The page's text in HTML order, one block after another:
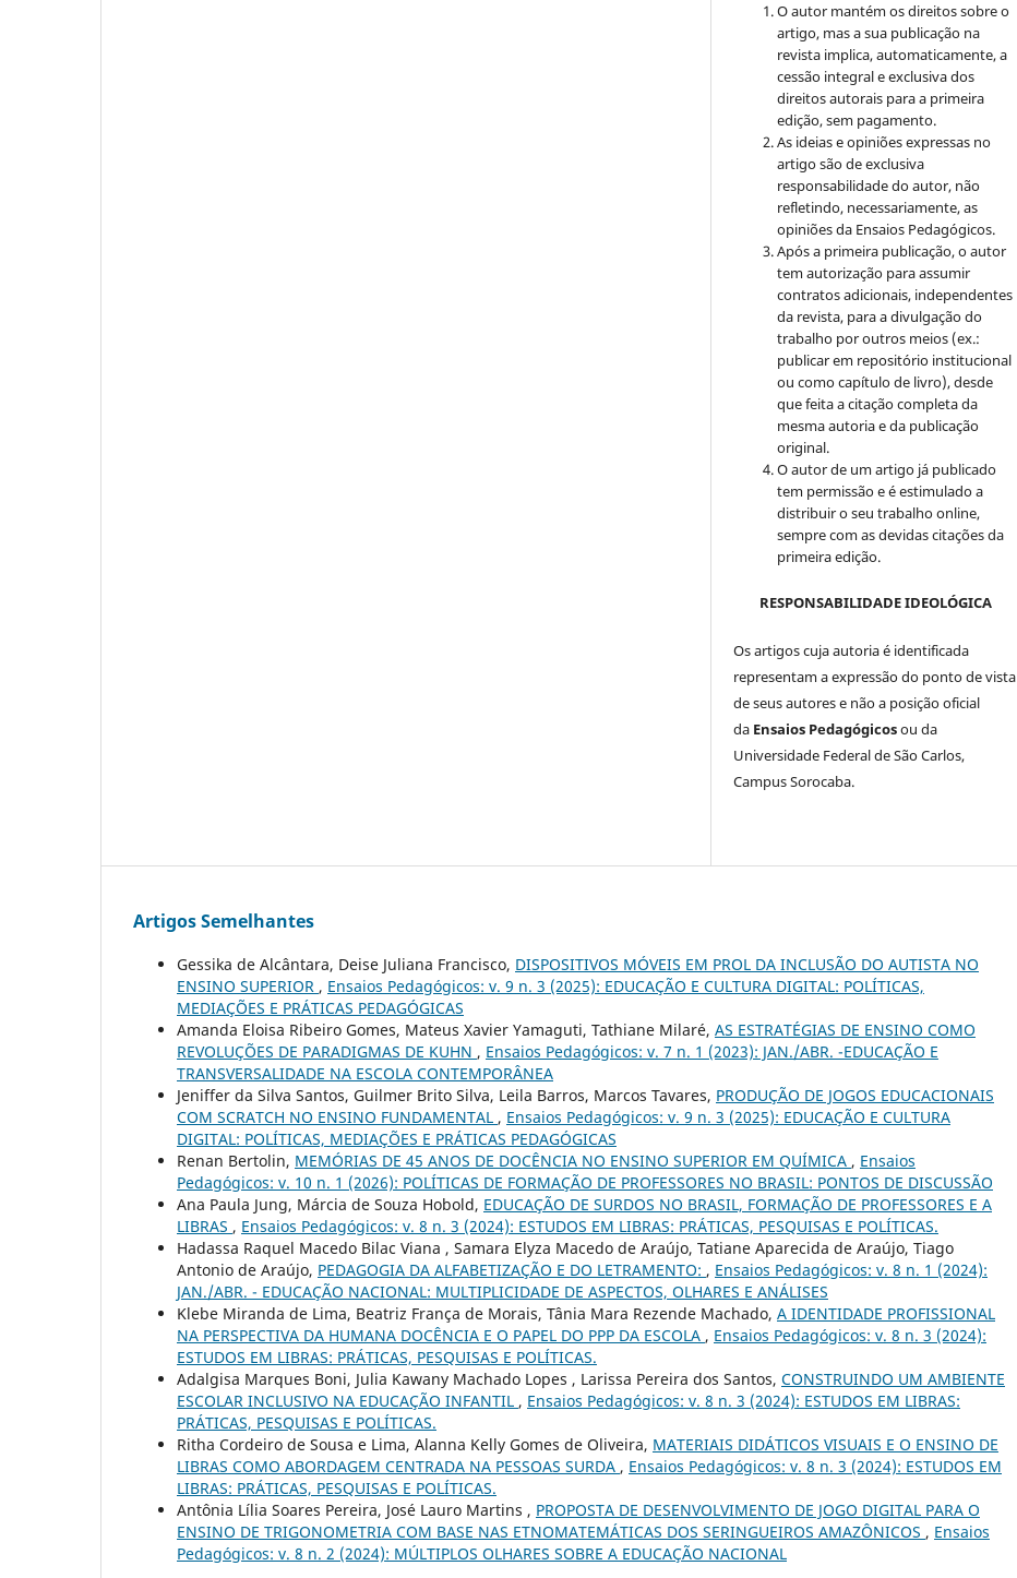
O autor mantém os direitos sobre o
artigo, mas a sua publicação na
revista implica, automaticamente, a
cessão integral e exclusiva dos
direitos autorais para a primeira
edição, sem pagamento.
As ideias e opiniões expressas no
artigo são de exclusiva
responsabilidade do autor, não
refletindo, necessariamente, as
opiniões da Ensaios Pedagógicos.
Após a primeira publicação, o autor
tem autorização para assumir
contratos adicionais, independentes
da revista, para a divulgação do
trabalho por outros meios (ex.:
publicar em repositório institucional
ou como capítulo de livro), desde
que feita a citação completa da
mesma autoria e da publicação
original.
O autor de um artigo já publicado
tem permissão e é estimulado a
distribuir o seu trabalho online,
sempre com as devidas citações da
primeira edição.
RESPONSABILIDADE IDEOLÓGICA
Os artigos cuja autoria é identificada
representam a expressão do ponto de vista
de seus autores e não a posição oficial
da Ensaios Pedagógicosou da
Universidade Federal de São Carlos,
Campus Sorocaba.
Artigos Semelhantes
Gessika de Alcântara, Deise Juliana Francisco, DISPOSITIVOS MÓVEIS EM PROL DA INCLUSÃO DO AUTISTA NO
ENSINO SUPERIOR , Ensaios Pedagógicos: v. 9 n. 3 (2025): EDUCAÇÃO E CULTURA DIGITAL: POLÍTICAS,
MEDIAÇÕES E PRÁTICAS PEDAGÓGICAS
Amanda Eloisa Ribeiro Gomes, Mateus Xavier Yamaguti, Tathiane Milaré, AS ESTRATÉGIAS DE ENSINO COMO
REVOLUÇÕES DE PARADIGMAS DE KUHN , Ensaios Pedagógicos: v. 7 n. 1 (2023): JAN./ABR. -EDUCAÇÃO E
TRANSVERSALIDADE NA ESCOLA CONTEMPORÂNEA
Jeniffer da Silva Santos, Guilmer Brito Silva, Leila Barros, Marcos Tavares, PRODUÇÃO DE JOGOS EDUCACIONAIS
COM SCRATCH NO ENSINO FUNDAMENTAL , Ensaios Pedagógicos: v. 9 n. 3 (2025): EDUCAÇÃO E CULTURA
DIGITAL: POLÍTICAS, MEDIAÇÕES E PRÁTICAS PEDAGÓGICAS
Renan Bertolin, MEMÓRIAS DE 45 ANOS DE DOCÊNCIA NO ENSINO SUPERIOR EM QUÍMICA , Ensaios
Pedagógicos: v. 10 n. 1 (2026): POLÍTICAS DE FORMAÇÃO DE PROFESSORES NO BRASIL: PONTOS DE DISCUSSÃO
Ana Paula Jung, Márcia de Souza Hobold, EDUCAÇÃO DE SURDOS NO BRASIL, FORMAÇÃO DE PROFESSORES E A
LIBRAS , Ensaios Pedagógicos: v. 8 n. 3 (2024): ESTUDOS EM LIBRAS: PRÁTICAS, PESQUISAS E POLÍTICAS.
Hadassa Raquel Macedo Bilac Viana , Samara Elyza Macedo de Araújo, Tatiane Aparecida de Araújo, Tiago
Antonio de Araújo, PEDAGOGIA DA ALFABETIZAÇÃO E DO LETRAMENTO: , Ensaios Pedagógicos: v. 8 n. 1 (2024):
JAN./ABR. - EDUCAÇÃO NACIONAL: MULTIPLICIDADE DE ASPECTOS, OLHARES E ANÁLISES
Klebe Miranda de Lima, Beatriz França de Morais, Tânia Mara Rezende Machado, A IDENTIDADE PROFISSIONAL
NA PERSPECTIVA DA HUMANA DOCÊNCIA E O PAPEL DO PPP DA ESCOLA , Ensaios Pedagógicos: v. 8 n. 3 (2024):
ESTUDOS EM LIBRAS: PRÁTICAS, PESQUISAS E POLÍTICAS.
Adalgisa Marques Boni, Julia Kawany Machado Lopes , Larissa Pereira dos Santos, CONSTRUINDO UM AMBIENTE
ESCOLAR INCLUSIVO NA EDUCAÇÃO INFANTIL , Ensaios Pedagógicos: v. 8 n. 3 (2024): ESTUDOS EM LIBRAS:
PRÁTICAS, PESQUISAS E POLÍTICAS.
Ritha Cordeiro de Sousa e Lima, Alanna Kelly Gomes de Oliveira, MATERIAIS DIDÁTICOS VISUAIS E O ENSINO DE
LIBRAS COMO ABORDAGEM CENTRADA NA PESSOAS SURDA , Ensaios Pedagógicos: v. 8 n. 3 (2024): ESTUDOS EM
LIBRAS: PRÁTICAS, PESQUISAS E POLÍTICAS.
Antônia Lília Soares Pereira, José Lauro Martins , PROPOSTA DE DESENVOLVIMENTO DE JOGO DIGITAL PARA O
ENSINO DE TRIGONOMETRIA COM BASE NAS ETNOMATEMÁTICAS DOS SERINGUEIROS AMAZÔNICOS , Ensaios
Pedagógicos: v. 8 n. 2 (2024): MÚLTIPLOS OLHARES SOBRE A EDUCAÇÃO NACIONAL